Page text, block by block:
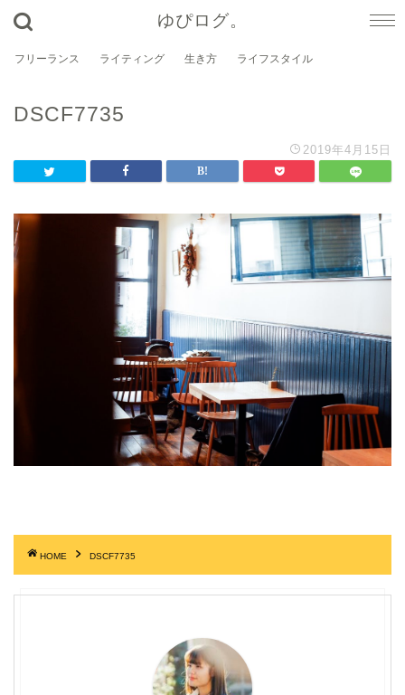
ゆぴログ。
フリーランス ライティング 生き方 ライフスタイル
DSCF7735
2019年4月15日
HOME DSCF7735